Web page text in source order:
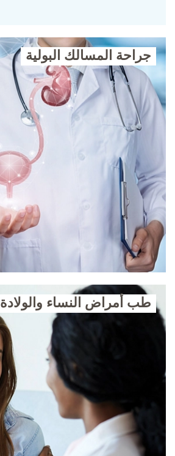
جراحة المسالك البولية
طب أمراض النساء والولادة